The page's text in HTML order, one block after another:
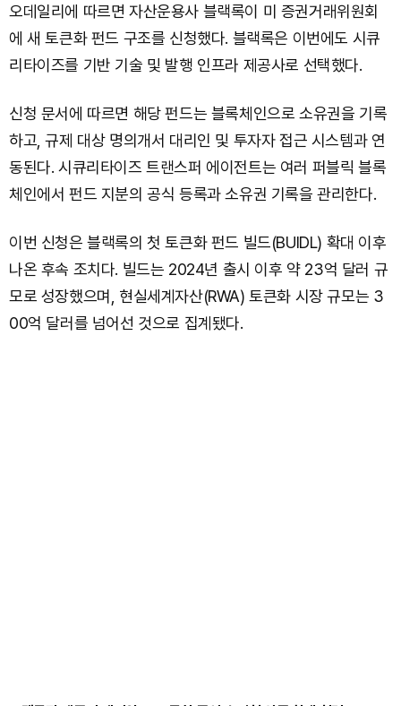
오데일리에 따르면 자산운용사 블랙록이 미 증권거래위원회
에 새 토큰화 펀드 구조를 신청했다. 블랙록은 이번에도 시큐
리타이즈를 기반 기술 및 발행 인프라 제공사로 선택했다.
신청 문서에 따르면 해당 펀드는 블록체인으로 소유권을 기록
하고, 규제 대상 명의개서 대리인 및 투자자 접근 시스템과 연
동된다. 시큐리타이즈 트랜스퍼 에이전트는 여러 퍼블릭 블록
체인에서 펀드 지분의 공식 등록과 소유권 기록을 관리한다.
이번 신청은 블랙록의 첫 토큰화 펀드 빌드(BUIDL) 확대 이후
나온 후속 조치다. 빌드는 2024년 출시 이후 약 23억 달러 규
모로 성장했으며, 현실세계자산(RWA) 토큰화 시장 규모는 3
00억 달러를 넘어선 것으로 집계됐다.